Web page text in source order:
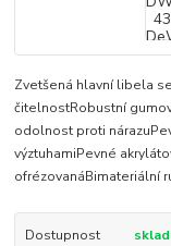
Zvetšená hlavní libela
čitelnostRobustní
odolnost proti
výztuhamiPevné
ofrézovanáBimateriální
Dostupnost